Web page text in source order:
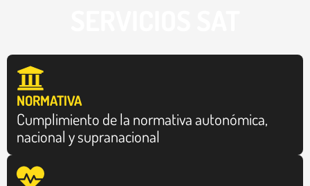
NORMATIVA
Cumplimiento de la normativa autonómica,
nacional y supranacional